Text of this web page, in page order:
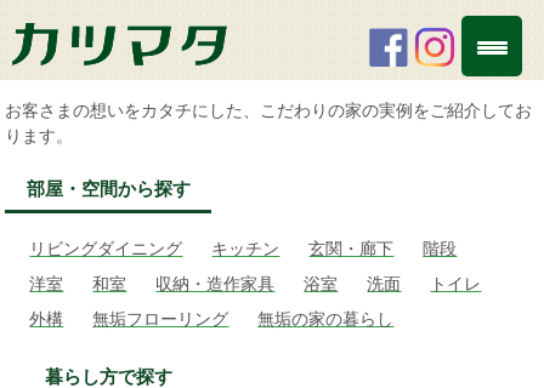
お客さまの想いをカタチにした、こだわりの家の実例をご紹介してお
ります。
部屋・空間から探す
リビングダイニング キッチン 玄関・廊下
階段
洋室
和室 収納・造作家具 浴室 洗面
トイレ
外構
無垢フローリング 無垢の家の暮らし
暮らし方で探す